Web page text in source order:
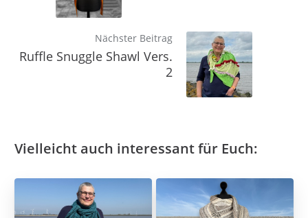
Nächster Beitrag
Ruffle Snuggle Shawl Vers.
2
Vielleicht auch interessant für Euch: